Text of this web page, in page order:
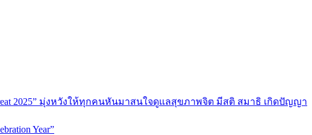
2025” มุ่งหวังให้ทุกคนหันมาสนใจดูแลสุขภาพจิต มีสติ สมาธิ เกิดปัญญา
Year”